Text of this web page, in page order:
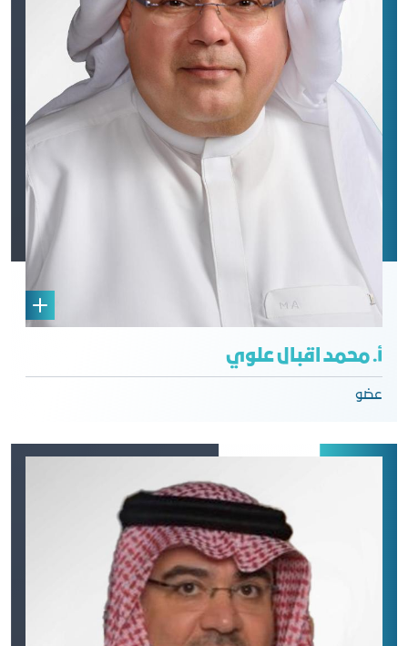
أ. محمد اقبال علوي
عضو